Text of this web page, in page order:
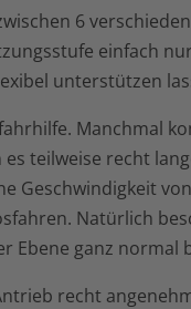
6
einfach
unterstützen
Manchmal
teilweise recht
Geschwindigkeit
Natürlich
Ebene ganz normal
recht